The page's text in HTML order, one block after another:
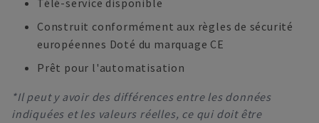
Télé-service disponible
Construit conformément aux règles de sécurité
européennes Doté du marquage CE
Prêt pour l'automatisation
*Il peut y avoir des différences entre les données
indiquées et les valeurs réelles, ce qui doit être